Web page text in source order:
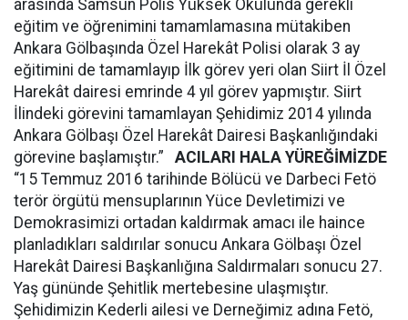
arasında Samsun Polis Yüksek Okulunda gerekli
eğitim ve öğrenimini tamamlamasına mütakiben
Ankara Gölbaşında Özel Harekât Polisi olarak 3 ay
eğitimini de tamamlayıp İlk görev yeri olan Siirt İl Özel
Harekât dairesi emrinde 4 yıl görev yapmıştır. Siirt
İlindeki görevini tamamlayan Şehidimiz 2014 yılında
Ankara Gölbaşı Özel Harekât Dairesi Başkanlığındaki
görevine başlamıştır.” ACILARI HALA YÜREĞİMİZDE
“15 Temmuz 2016 tarihinde Bölücü ve Darbeci Fetö
terör örgütü mensuplarının Yüce Devletimizi ve
Demokrasimizi ortadan kaldırmak amacı ile haince
planladıkları saldırılar sonucu Ankara Gölbaşı Özel
Harekât Dairesi Başkanlığına Saldırmaları sonucu 27.
Yaş gününde Şehitlik mertebesine ulaşmıştır.
Şehidimizin Kederli ailesi ve Derneğimiz adına Fetö,